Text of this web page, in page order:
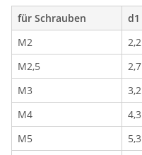
für Schrauben d1
M2
2,2
M2,5
2,7
M3
3,2
M4
4,3
M5
5,3